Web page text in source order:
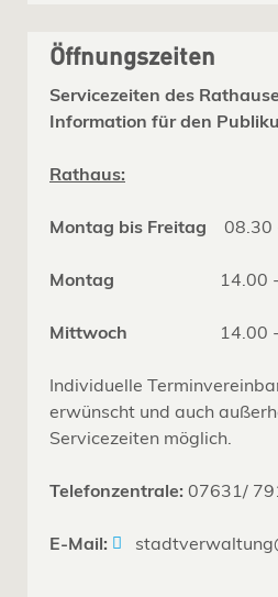
Öffnungszeiten
Servicezeiten des
Information für den
Rathaus:
Montag bis Freitag 08.30
Montag 14.00 -
Mittwoch 14.00 -
Individuelle
erwünscht und auch
Servicezeiten möglich.
Telefonzentrale: 07631/
E-Mail: